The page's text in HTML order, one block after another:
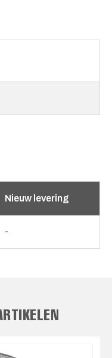
Nieuw levering
-